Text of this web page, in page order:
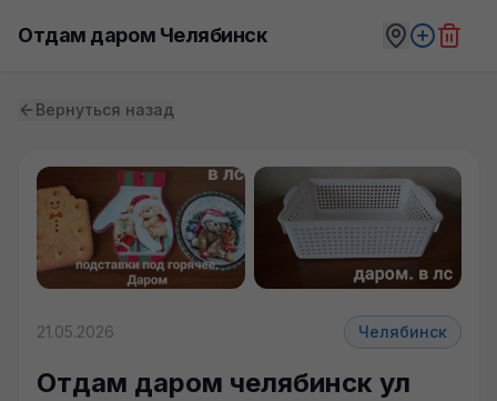
Отдам даром Челябинск
Вернуться назад
21.05.2026 Челябинск
Отдам даром челябинск ул